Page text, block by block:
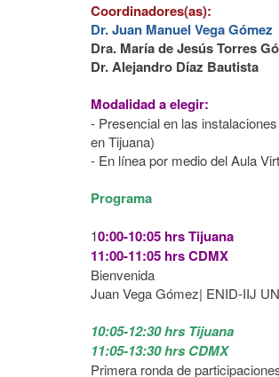
Coordinadores(as):
Dr. Juan Manuel Vega Gómez
Dra. María de Jesús Torres
Dr. Alejandro Díaz Bautista
Modalidad a elegir:
- Presencial en las
en Tijuana)
- En línea por medio del Aula
Programa
10:00-10:05 hrs Tijuana
11:00-11:05 hrs CDMX
Bienvenida
Juan Vega Gómez| ENID-IIJ
10:05-12:30 hrs Tijuana
11:05-13:30 hrs CDMX
Primera ronda de